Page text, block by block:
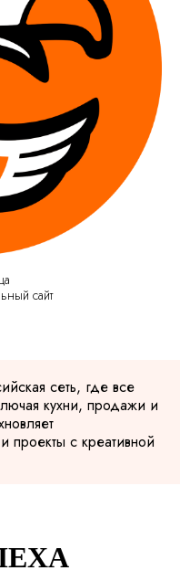
сайт
сеть, где все
кухни, продажи и
проекты с креативной